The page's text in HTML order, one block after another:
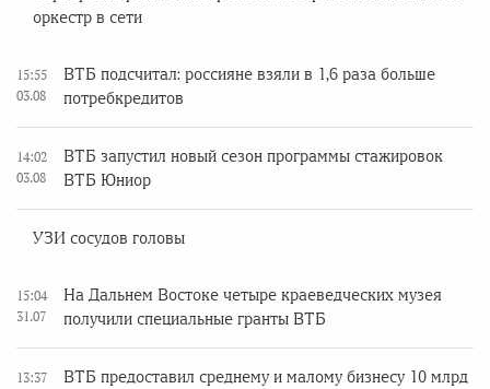
оркестр в сети
15:55
03.08
ВТБ подсчитал: россияне взяли в 1,6 раза больше
потребкредитов
14:02
03.08
ВТБ запустил новый сезон программы стажировок
ВТБ Юниор
УЗИ сосудов головы
15:04
31.07
На Дальнем Востоке четыре краеведческих музея
получили специальные гранты ВТБ
13:37
ВТБ предоставил среднему и малому бизнесу 10 млрд